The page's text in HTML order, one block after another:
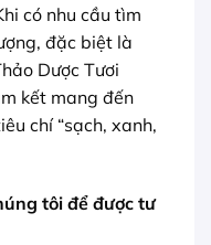
có nhu cầu tìm
đặc biệt là
Dược Tươi
kết mang đến
chí “sạch, xanh,
tôi để được tư